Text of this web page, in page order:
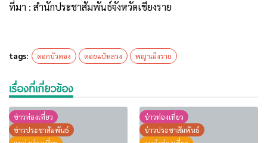
ที่มา : สำนักประชาสัมพันธ์จังหวัดเชียงราย
tags: ดอกบัวตอง ดอยแป๋หลวง พญาเม็งราย
เรื่องที่เกี่ยวข้อง
ข่าวท่องเที่ยว
ข่าวประชาสัมพันธ์
ข่าวท่องเที่ยว
ข่าวประชาสัมพันธ์